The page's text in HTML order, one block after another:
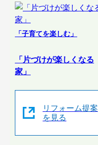
「子育てを楽しむ」
「片づけが楽しくなる
家」
リフォーム提案
を見る